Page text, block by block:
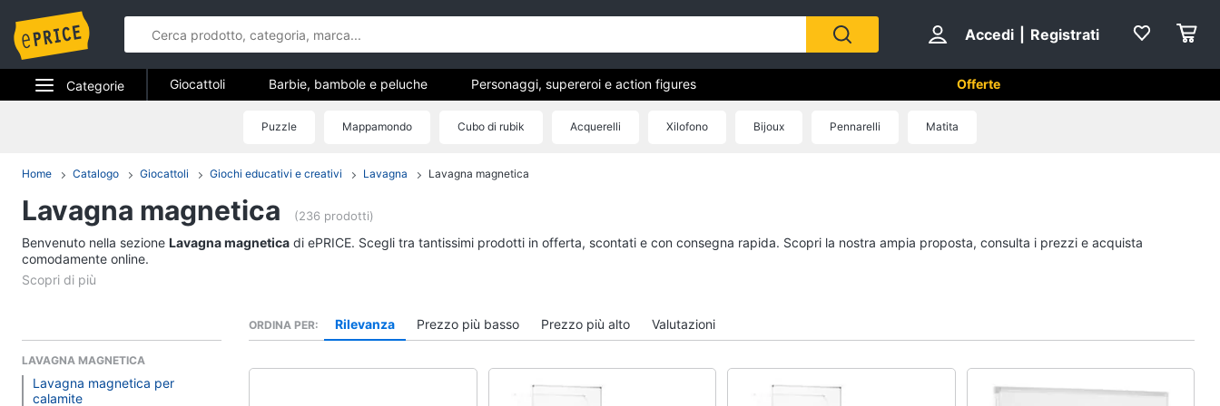
Accedi Registrati
Categorie
Telefonia
Tv e Home Cinema
Smart home
Audio e musica
Giocattoli
Barbie, bambole e peluche
Barbie
Vedi tutti
Personaggi, supereroi e
Peppa Pig
Vedi tutti
Macchinine
Vedi tutti
Giochi di società e da tavolo
Giochi educativi e creativi
Giochi prima infanzia
Giocattoli Barbie, bambole e peluche Personaggi, supereroi e action figures
Giochi di imitazione e armi giocattolo Mobilità e sport
Offerte
Puzzle Mappamondo Cubo di rubik Acquerelli Xilofono Bijoux Pennarelli Matita
Home Catalogo Giocattoli Giochi educativi e creativi Lavagna Lavagna magnetica
Lavagna magnetica (236 prodotti)
Benvenuto nella sezione Lavagna magnetica di ePRICE. Scegli tra tantissimi prodotti in offerta, scontati e con consegna rapida. Scopri la nostra ampia proposta, consulta i prezzi e acquista
comodamente online.
LAVAGNA MAGNETICA
Lavagna magnetica per
calamite
ORDINA PER Rilevanza Prezzo più basso Prezzo più alto Valutazioni